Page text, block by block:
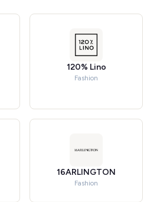
120% Lino
Fashion
16ARLINGTON
Fashion